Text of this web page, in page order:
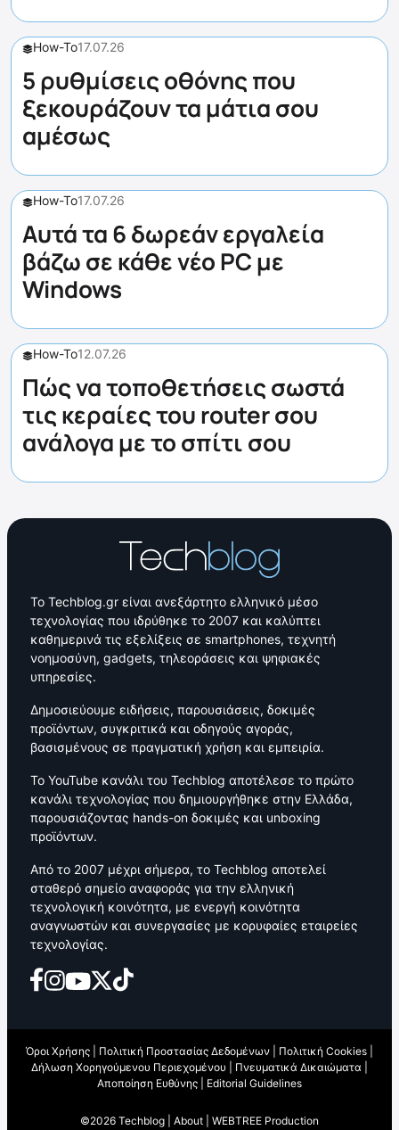
How-To17.07.26
5 ρυθμίσεις οθόνης που
ξεκουράζουν τα μάτια σου
αμέσως
How-To17.07.26
Αυτά τα 6 δωρεάν εργαλεία
βάζω σε κάθε νέο PC με
Windows
How-To12.07.26
Πώς να τοποθετήσεις σωστά
τις κεραίες του router σου
ανάλογα με το σπίτι σου
Το Techblog.gr είναι ανεξάρτητο ελληνικό μέσο
τεχνολογίας που ιδρύθηκε το 2007 και καλύπτει
καθημερινά τις εξελίξεις σε smartphones, τεχνητή
νοημοσύνη, gadgets, τηλεοράσεις και ψηφιακές
υπηρεσίες.
Δημοσιεύουμε ειδήσεις, παρουσιάσεις, δοκιμές
προϊόντων, συγκριτικά και οδηγούς αγοράς,
βασισμένους σε πραγματική χρήση και εμπειρία.
Το YouTube κανάλι του Techblog αποτέλεσε το πρώτο
κανάλι τεχνολογίας που δημιουργήθηκε στην Ελλάδα,
παρουσιάζοντας hands-on δοκιμές και unboxing
προϊόντων.
Από το 2007 μέχρι σήμερα, το Techblog αποτελεί
σταθερό σημείο αναφοράς για την ελληνική
τεχνολογική κοινότητα, με ενεργή κοινότητα
αναγνωστών και συνεργασίες με κορυφαίες εταιρείες
τεχνολογίας.
Όροι Χρήσης Πολιτική Προστασίας Δεδομένων Πολιτική Cookies
Δήλωση Χορηγούμενου Περιεχομένου
Πνευματικά Δικαιώματα
Αποποίηση Ευθύνης
Editorial Guidelines
©2026 Techblog | About WEBTREE Production